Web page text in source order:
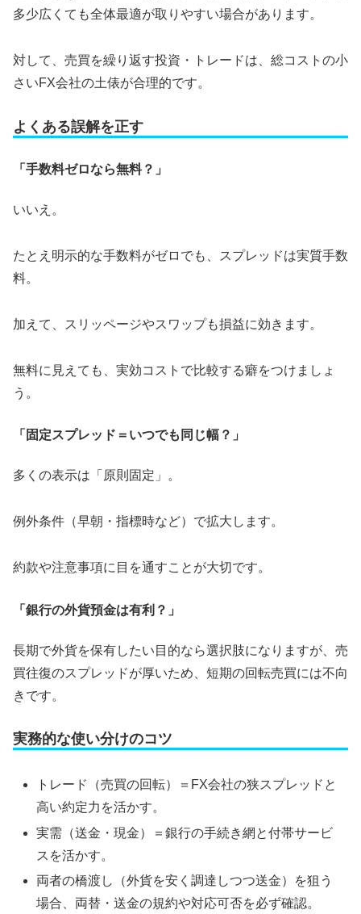
多少広くても全体最適が取りやすい場合があります。
対して、売買を繰り返す投資・トレードは、総コストの小
さいFX会社の土俵が合理的です。
よくある誤解を正す
「手数料ゼロなら無料？」
いいえ。
たとえ明示的な手数料がゼロでも、スプレッドは実質手数
料。
加えて、スリッページやスワップも損益に効きます。
無料に見えても、実効コストで比較する癖をつけましょ
う。
「固定スプレッド＝いつでも同じ幅？」
多くの表示は「原則固定」。
例外条件（早朝・指標時など）で拡大します。
約款や注意事項に目を通すことが大切です。
「銀行の外貨預金は有利？」
長期で外貨を保有したい目的なら選択肢になりますが、売
買往復のスプレッドが厚いため、短期の回転売買には不向
きです。
実務的な使い分けのコツ
トレード（売買の回転）＝FX会社の狭スプレッドと
高い約定力を活かす。
実需（送金・現金）＝銀行の手続き網と付帯サービ
スを活かす。
両者の橋渡し（外貨を安く調達しつつ送金）を狙う
場合、両替・送金の規約や対応可否を必ず確認。